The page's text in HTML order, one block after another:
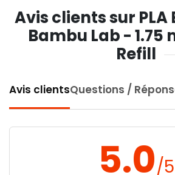
Avis clients sur PLA
Bambu Lab - 1.75
Refill
Avis clientsQuestions /
5.0/5